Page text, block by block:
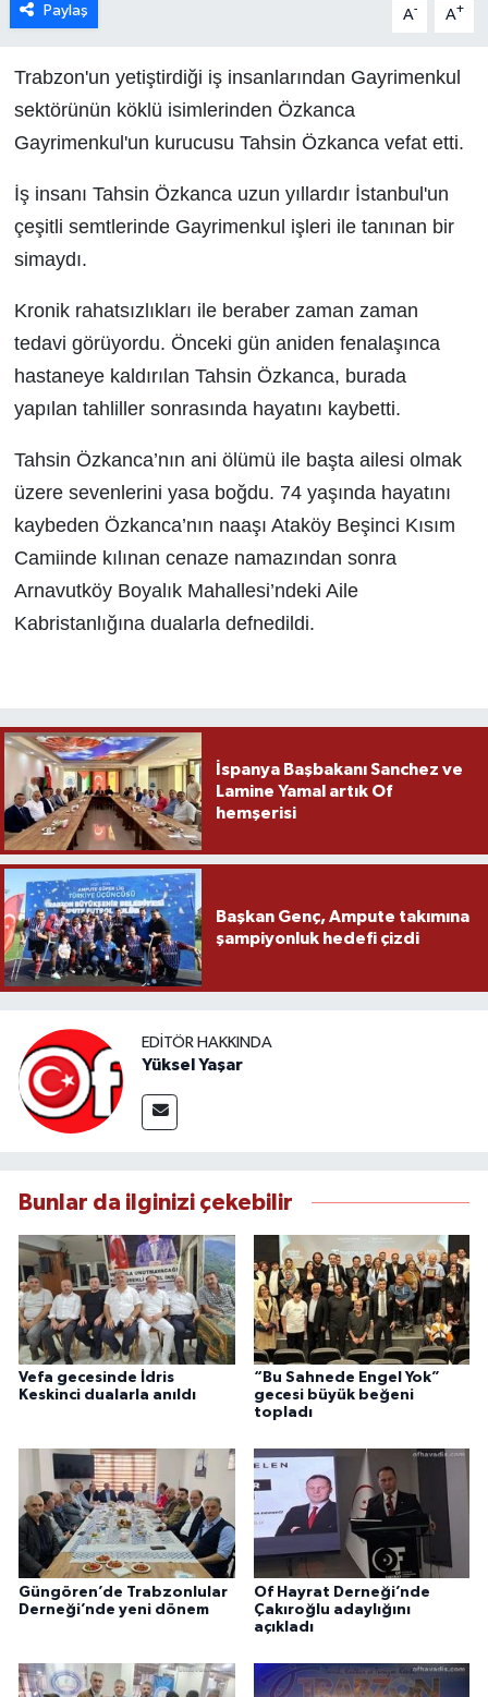
Paylaş A- A+
Trabzon'un yetiştirdiği iş insanlarından Gayrimenkul
sektörünün köklü isimlerinden Özkanca
Gayrimenkul'un kurucusu Tahsin Özkanca vefat etti.
İş insanı Tahsin Özkanca uzun yıllardır İstanbul'un
çeşitli semtlerinde Gayrimenkul işleri ile tanınan bir
simaydı.
Kronik rahatsızlıkları ile beraber zaman zaman
tedavi görüyordu. Önceki gün aniden fenalaşınca
hastaneye kaldırılan Tahsin Özkanca, burada
yapılan tahliller sonrasında hayatını kaybetti.
Tahsin Özkanca’nın ani ölümü ile başta ailesi olmak
üzere sevenlerini yasa boğdu. 74 yaşında hayatını
kaybeden Özkanca’nın naaşı Ataköy Beşinci Kısım
Camiinde kılınan cenaze namazından sonra
Arnavutköy Boyalık Mahallesi’ndeki Aile
Kabristanlığına dualarla defnedildi.
İspanya Başbakanı Sanchez ve
Lamine Yamal artık Of
hemşerisi
Başkan Genç, Ampute takımına
şampiyonluk hedefi çizdi
EDITÖR HAKKINDA
Yüksel Yaşar
Bunlar da ilginizi çekebilir
Vefa gecesinde İdris
Keskinci dualarla anıldı
“Bu Sahnede Engel Yok”
gecesi büyük beğeni
topladı
Güngören’de Trabzonlular
Derneği’nde yeni dönem
Of Hayrat Derneği’nde
Çakıroğlu adaylığını
açıkladı